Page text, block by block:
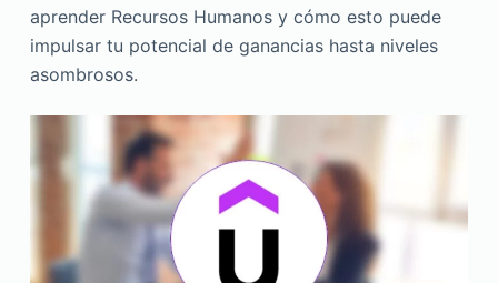
aprender Recursos Humanos y cómo esto puede
impulsar tu potencial de ganancias hasta niveles
asombrosos.